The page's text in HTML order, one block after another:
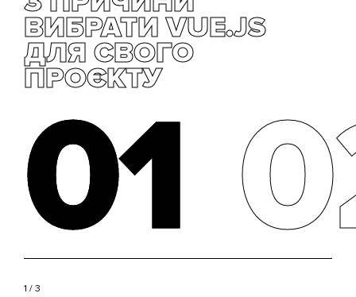
ВИБРАТИ VUE.JS
ДЛЯ СВОГО
ПРОЄКТУ
01
01
1 / 3